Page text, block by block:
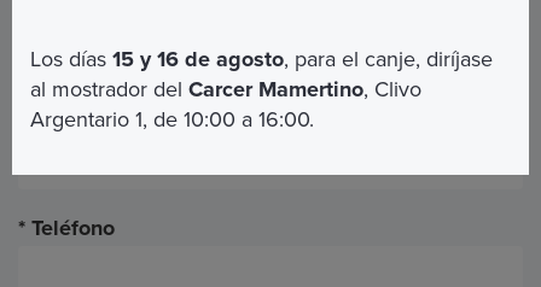
Appelido
Teléfono
Los días15 y 16 de agosto, para el canje, diríjase
al mostrador delCarcer Mamertino, Clivo
Argentario 1, de 10:00 a 16:00.